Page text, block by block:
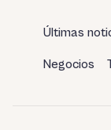
Últimas
Negocios